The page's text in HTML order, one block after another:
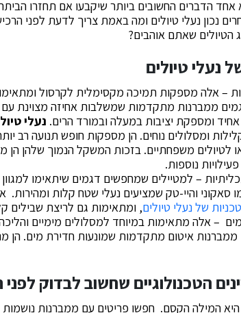
אחד הדברים החשובים ביותר שיקבעו אם תחזרו
נכון נעלי טיולים ומה באמת צריך לדעת לפני
הטיולים שאתם אוהבים?
נעלי טיולים
– אלה מספקות תמיכה מקסימלית לקרסול
ממברנות מתקדמות שמשלבות אחיזה מצוינת
ומספקת יציבות במעלה ובמורד הרים. נעלי
ומסלולים נוחים. הן מספקות חופש תנועה רב
לטיולים משפחתיים. בזכות המשקל הנמוך שלהן הן
נוספות.
– למטיילים שמחפשים דגמים שיתאימו למגוון
סאקוני והיי-טק שמציעים נעלי שטח קלות
של נעלי טיולים, ומתאימות גם לריצת שבילים
– אלה מתאימות במיוחד למסלולים מימיים
איטום מתקדמות שמונעות חדירת מים. הן
הטכנולוגיים שחשוב לבדוק לפני